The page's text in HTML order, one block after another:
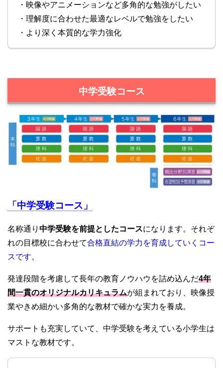
・映像やアニメーションなど多角的な勉強がしたい
・理解度に合わせた最適なレベルで勉強をしたい
・より深く本質的な学力強化
中学受験コース
「中学受験コース」
名称通り 中学受験を前提としたコースになります。それぞ
れの目標校に合わせて合格直結の学力を育成していくコー
スです。
発達段階を考慮して長年の教育ノウハウを詰め込んだ4年
間一貫のオリジナルカリキュラムが組まれており、映像授
業やきめ細かい多角的な教材で確かな実力を養成。
サポートも充実していて、中学受験を考えている小学生は
マストな教材です。